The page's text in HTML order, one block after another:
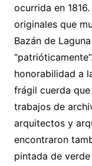
ocurrida en
originales que
Bazán de
honorabilidad a
frágil cuerda
trabajos de
arquitectos y
encontraron
pintada de